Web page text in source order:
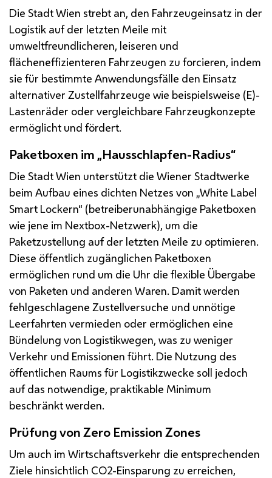
Die Stadt Wien strebt an, den Fahrzeugeinsatz in der
Logistik auf der letzten Meile mit
umweltfreundlicheren, leiseren und
flächeneffizienteren Fahrzeugen zu forcieren, indem
sie für bestimmte Anwendungsfälle den Einsatz
alternativer Zustellfahrzeuge wie beispielsweise (E)-
Lastenräder oder vergleichbare Fahrzeugkonzepte
ermöglicht und fördert.
Paketboxen im „Hausschlapfen-Radius“
Die Stadt Wien unterstützt die Wiener Stadtwerke
beim Aufbau eines dichten Netzes von „White Label
Smart Lockern“ (betreiberunabhängige Paketboxen
wie jene im Nextbox-Netzwerk), um die
Paketzustellung auf der letzten Meile zu optimieren.
Diese öffentlich zugänglichen Paketboxen
ermöglichen rund um die Uhr die flexible Übergabe
von Paketen und anderen Waren. Damit werden
fehlgeschlagene Zustellversuche und unnötige
Leerfahrten vermieden oder ermöglichen eine
Bündelung von Logistikwegen, was zu weniger
Verkehr und Emissionen führt. Die Nutzung des
öffentlichen Raums für Logistikzwecke soll jedoch
auf das notwendige, praktikable Minimum
beschränkt werden.
Prüfung von Zero Emission Zones
Um auch im Wirtschaftsverkehr die entsprechenden
Ziele hinsichtlich CO2-Einsparung zu erreichen,